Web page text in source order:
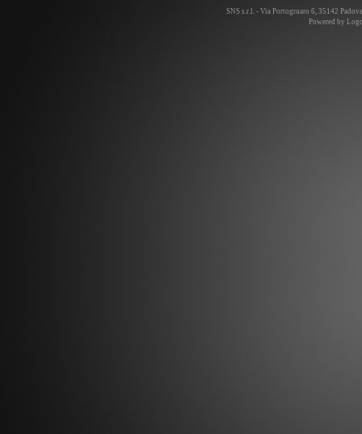
SNS s.r.l. - Via Portogruaro 6, 35142
Powered by